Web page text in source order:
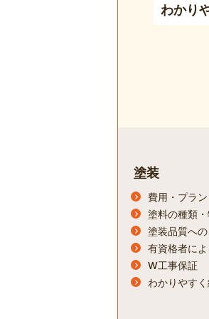
わかり
塗装
費用・プラン
塗料の種類
塗装品質へ
有資格者に
W工事保証
わかりやす